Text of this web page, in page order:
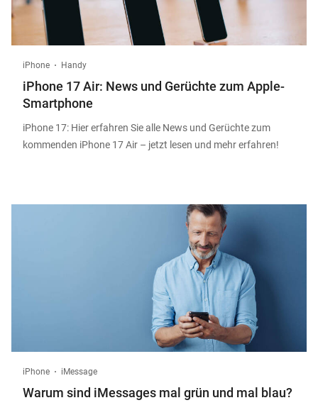
iPhone Handy
iPhone 17 Air: News und Gerüchte zum Apple-
Smartphone
iPhone 17: Hier erfahren Sie alle News und Gerüchte zum
kommenden iPhone 17 Air – jetzt lesen und mehr erfahren!
iPhone iMessage
Warum sind iMessages mal grün und mal blau?